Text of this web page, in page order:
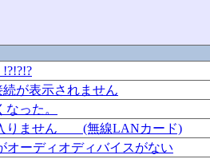
が表示されません
った。
りません (無線LANカード)
オーディオディバイスがない